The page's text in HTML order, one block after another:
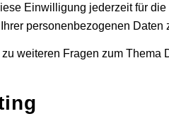
Einwilligung jederzeit für
personenbezogenen
weiteren Fragen zum Thema